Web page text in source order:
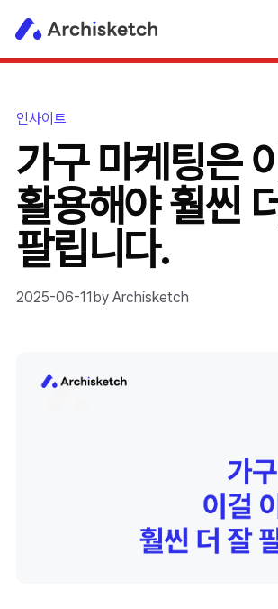
인사이트
가구 마케팅은
활용해야 훨씬
팔립니다.
2025-06-11by Archisketch